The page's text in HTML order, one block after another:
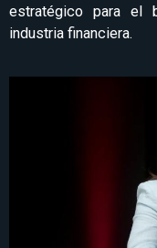
estratégico para el
industria financiera.